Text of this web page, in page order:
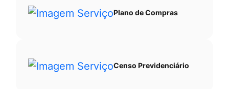
Plano de Compras
Censo Previdenciário